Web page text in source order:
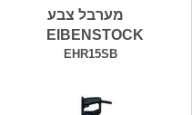
מערבל צבע
EIBENSTOCK
EHR15SB